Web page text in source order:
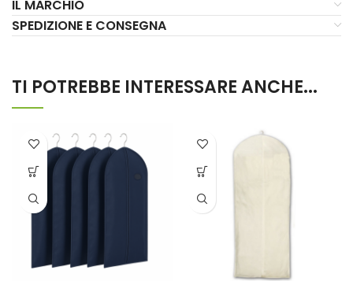
IL MARCHIO
SPEDIZIONE E CONSEGNA
TI POTREBBE INTERESSARE ANCHE...